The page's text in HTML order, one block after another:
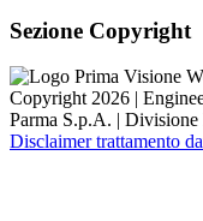
Sezione Copyright
Copyright 2026 |
Parma S.p.A. |
Disclaimer trattamento